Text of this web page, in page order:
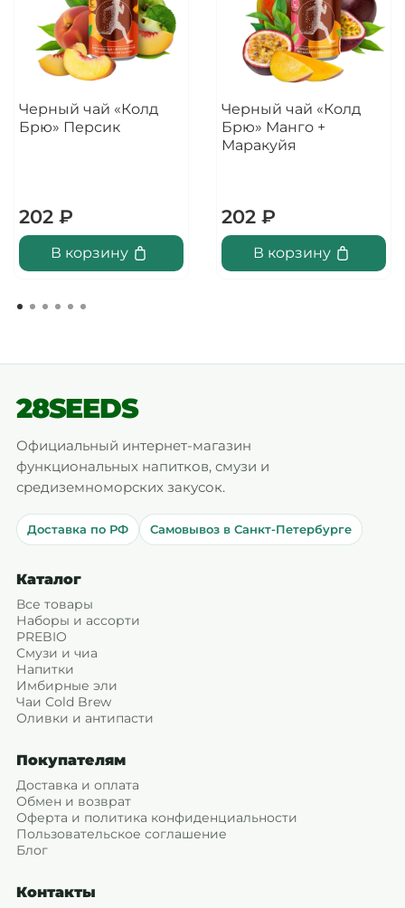
Черный чай «Колд
Брю» Персик
202 ₽
В корзину
Черный чай «Колд
Брю» Манго +
Маракуйя
202 ₽
В корзину
28SEEDS
Официальный интернет-магазин
функциональных напитков, смузи и
средиземноморских закусок.
Доставка по РФ Самовывоз в Санкт-Петербурге
Каталог
Все товары
Наборы и ассорти
PREBIO
Смузи и чиа
Напитки
Имбирные эли
Чаи Cold Brew
Оливки и антипасти
Покупателям
Доставка и оплата
Обмен и возврат
Оферта и политика конфиденциальности
Пользовательское соглашение
Блог
Контакты